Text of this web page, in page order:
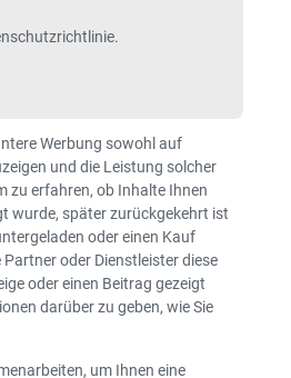
Werbung sowohl auf
und die Leistung solcher
zu erfahren, ob Inhalte Ihnen
wurde, später zurückgekehrt ist
oder einen Kauf
oder Dienstleister diese
oder einen Beitrag gezeigt
darüber zu geben, wie Sie
um Ihnen eine